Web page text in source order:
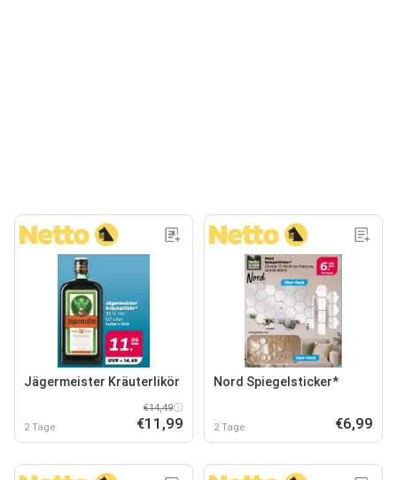
Jägermeister Kräuterlikör
2 Tage
€14,49
€11,99
Nord Spiegelsticker*
2 Tage €6,99